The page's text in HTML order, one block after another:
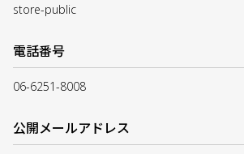
store-public
電話番号
06-6251-8008
公開メールアドレス